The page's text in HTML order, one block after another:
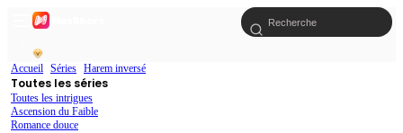
Accueil Séries Harem inversé
Toutes les séries
Toutes les intrigues
Ascension du Faible
Romance douce